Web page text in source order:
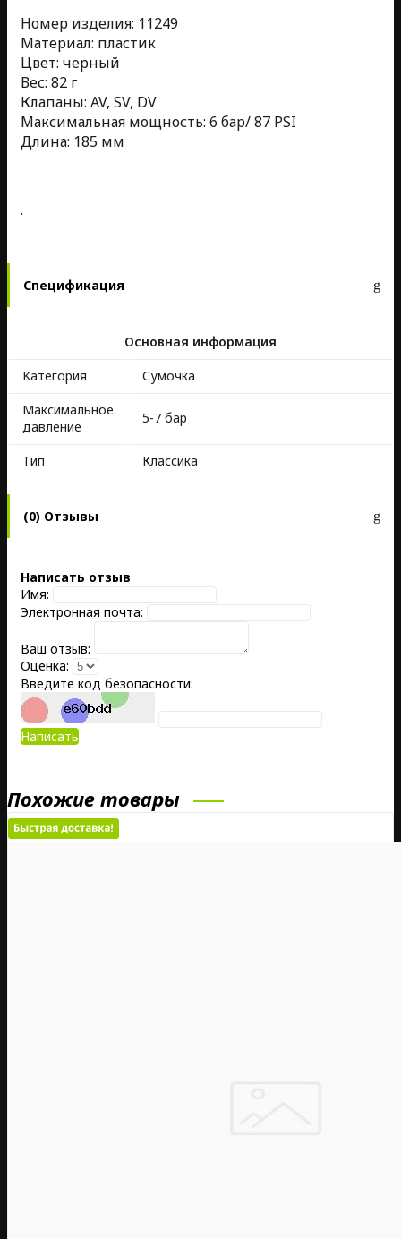
Номер изделия: 11249
Материал: пластик
Цвет: черный
Вес: 82 г
Клапаны: AV, SV, DV
Максимальная мощность: 6 бар/ 87 PSI
Длина: 185 мм
.
Спецификация
Основная информация
Kатегория
Сумочка
Максимальное
давление
5-7 бар
Тип Классика
(0) Отзывы
Написать отзыв
Имя:
Электронная почта:
Ваш отзыв:
Оценка:
Введите код безопасности:
Написать
Похожие товары